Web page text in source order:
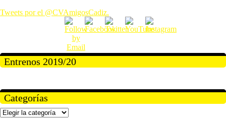
Tweets por el @CVAmigosCadiz.
Entrenos 2019/20
Categorías
Categorías